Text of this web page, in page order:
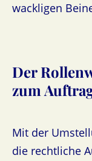
wackligen
Der
zum
Mit der
die rechtliche